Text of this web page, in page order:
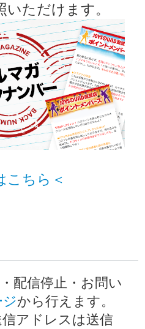
ただけます。
こちら＜
配信停止・お問い
から行えます。
アドレスは送信